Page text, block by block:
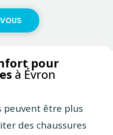
pour
à Évron
peuvent être plus
des chaussures